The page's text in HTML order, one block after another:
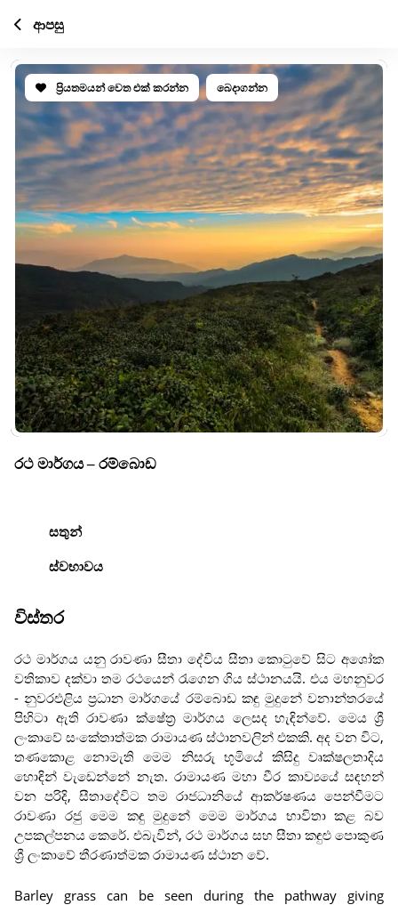
ප්‍රියතමයන් වෙත එක් කරන්න බෙදාගන්න
රථ මාර්ගය – රම්බොඩ
සතුන්
ස්වභාවය
විස්තර
රථ මාර්ගය යනු රාවණා සීතා දේවිය සීතා කොටුවේ සිට අශෝක
වතිකාව දක්වා තම රථයෙන් රැගෙන ගිය ස්ථානයයි. එය මහනුවර
- නුවරඑළිය ප්‍රධාන මාර්ගයේ රම්බොඩ කඳු මුදුනේ වනාන්තරයේ
පිහිටා ඇති රාවණා ක්ෂේත්‍ර මාර්ගය ලෙසද හැඳින්වේ. මෙය ශ්‍රී
ලංකාවේ සංකේතාත්මක රාමායණ ස්ථානවලින් එකකි. අද වන විට,
තණකොළ නොමැති මෙම නිසරු භූමියේ කිසිදු වෘක්ෂලතාදිය
හොඳින් වැඩෙන්නේ නැත. රාමායණ මහා වීර කාව්‍යයේ සඳහන්
වන පරිදි, සීතාදේවිට තම රාජධානියේ ආකර්ෂණය පෙන්වීමට
රාවණා රජු මෙම කඳු මුදුනේ මෙම මාර්ගය භාවිතා කළ බව
උපකල්පනය කෙරේ. එබැවින්, රථ මාර්ගය සහ සීතා කඳුළු පොකුණ
ශ්‍රී ලංකාවේ තීරණාත්මක රාමායණ ස්ථාන වේ.
Barley grass can be seen during the pathway giving
ආපසු